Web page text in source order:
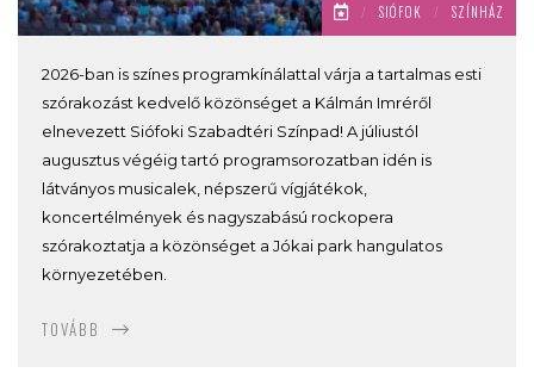
/ SIÓFOK / SZÍNHÁZ
2026-ban is színes programkínálattal várja a tartalmas esti
szórakozást kedvelő közönséget a Kálmán Imréről
elnevezett Siófoki Szabadtéri Színpad! A júliustól
augusztus végéig tartó programsorozatban idén is
látványos musicalek, népszerű vígjátékok,
koncertélmények és nagyszabású rockopera
szórakoztatja a közönséget a Jókai park hangulatos
környezetében.
TOVÁBB